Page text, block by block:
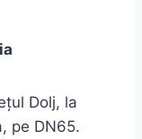
Dolj, la
pe DN65.